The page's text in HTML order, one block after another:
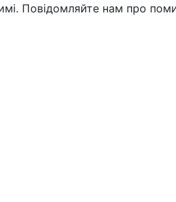
Повідомляйте нам про